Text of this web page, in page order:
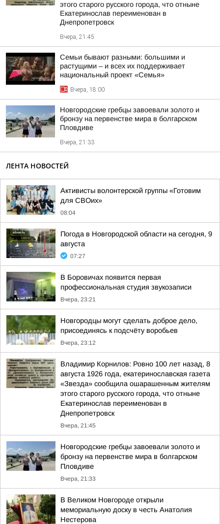
этого старого русского города, что отныне
Екатеринослав переименован в
Днепропетровск
Вчера, 21:45
Семьи бывают разными: большими и
растущими – и всех их поддерживает
национальный проект «Семья»
Вчера, 18:00
Новгородские гребцы завоевали золото и
бронзу на первенстве мира в болгарском
Пловдиве
Вчера, 21:33
ЛЕНТА НОВОСТЕЙ
Активисты волонтерской группы «Готовим
для СВОих»
08:04
Погода в Новгородской области на сегодня, 9
августа
07:27
В Боровичах появится первая
профессиональная студия звукозаписи
Вчера, 23:21
Новгородцы могут сделать доброе дело,
присоединясь к подсчёту воробьев
Вчера, 23:12
Владимир Корнилов: Ровно 100 лет назад, 8
августа 1926 года, екатеринославская газета
«Звезда» сообщила ошарашенным жителям
этого старого русского города, что отныне
Екатеринослав переименован в
Днепропетровск
Вчера, 21:45
Новгородские гребцы завоевали золото и
бронзу на первенстве мира в болгарском
Пловдиве
Вчера, 21:33
В Великом Новгороде открыли
мемориальную доску в честь Анатолия
Нестерова